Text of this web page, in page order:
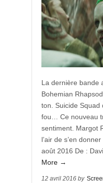
La dernière bande
Bohemian
ton. Suicide Squad
fou… Ce nouveau
sentiment. Margot
l’air de s’en
août 2016 De :
More →
12 avril 2016 by